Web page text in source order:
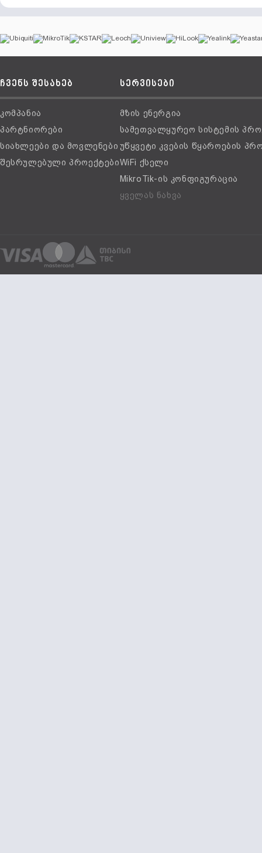
ჩვენს შესახებ
კომპანია
პარტნიორები
სიახლეები და მოვლენები
შესრულებული პროექტები
სერვისები
მზის ენერგია
სამეთვალყურეო სისტემის
უწყვეტი კვების წყაროების
WiFi ქსელი
MikroTik-ის კონფიგურაცია
ყველას ნახვა